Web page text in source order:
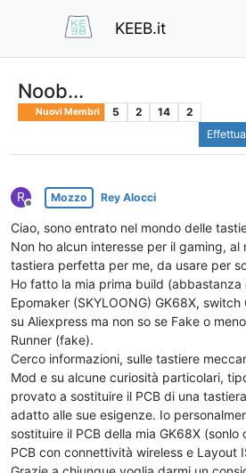
KEEB.it
Noob...
Nuovi Membri 5 2 14
2
R
Non in linea
Mozzo Rey Alocci
Ciao, sono entrato nel mondo delle
Non ho alcun interesse per il gaming, al
tastiera perfetta per me, da usare per
Ho fatto la mia prima build (abbastanza
Epomaker (SKYLOONG) GK68X,
su Aliexpress ma non so se Fake o
Runner (fake).
Cerco informazioni, sulle tastiere
Mod e su alcune curiosità particolari,
provato a sostituire il PCB di una
adatto alle sue esigenze. Io
sostituire il PCB della mia GK68X
PCB con connettività wireless e Layout